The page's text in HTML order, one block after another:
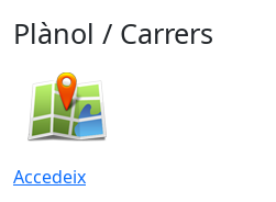
Plànol / Carrers
Accedeix